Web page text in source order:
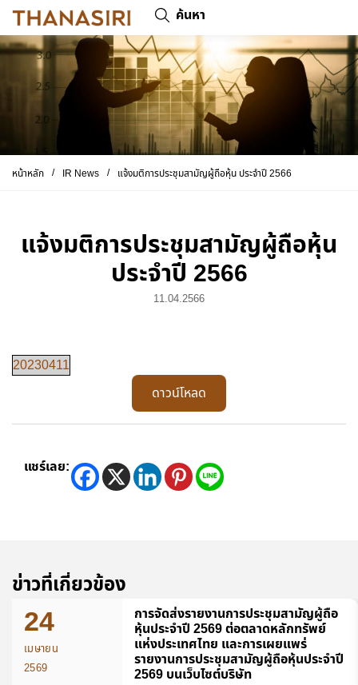
ค้นหา
หน้าหลัก / IR News / แจ้งมติการประชุมสามัญผู้ถือหุ้น ประจำปี 2566
แจ้งมติการประชุมสามัญผู้ถือหุ้น
ประจำปี 2566
11.04.2566
20230411
ดาวน์โหลด
แชร์เลย:
ข่าวที่เกี่ยวข้อง
24
เมษายน
2569
การจัดส่งรายงานการประชุมสามัญผู้ถือ
หุ้นประจำปี 2569 ต่อตลาดหลักทรัพย์
แห่งประเทศไทย และการเผยแพร่
รายงานการประชุมสามัญผู้ถือหุ้นประจำปี
2569 บนเว็บไซต์บริษัท